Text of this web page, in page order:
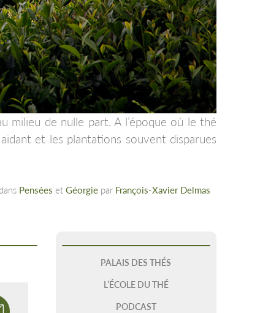
milieu de nulle part. A l’époque où le thé
et les plantations souvent disparues
Pensées et Géorgie par François-Xavier Delmas
PALAIS DES THÉS
L’ÉCOLE DU THÉ
PODCAST